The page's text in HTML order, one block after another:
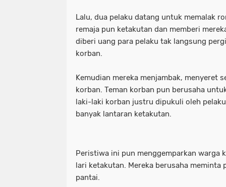
(Kemenkum). (Arsip Humas
_Tangkapan layar video banjir rob di
pendapatan ini. (Foto: ANTARA
- Muhammad Iqbal Khatami founder
"Jalur Lintas Selatan (JLS) Kelok
"Presiden RI Prabowo Subianto.
_prabowo menunjuk komjen pol
(kemenkum). (arsip humas
- maruarar mengatakan rumah
pendapatan ini. (foto: antara foto/
'tuntut pangkas pemotongan biaya
"jalur lintas selatan (jls) kelok
Lalu, dua pelaku datang untuk memalak
remaja pun ketakutan dan memberi
diberi uang para pelaku tak langsung
korban.
Kemudian mereka menjambak, menyeret
korban. Teman korban pun berusaha
laki-laki korban justru dipukuli oleh
banyak lantaran ketakutan.
Peristiwa ini pun menggemparkan warga
lari ketakutan. Mereka berusaha
pantai.